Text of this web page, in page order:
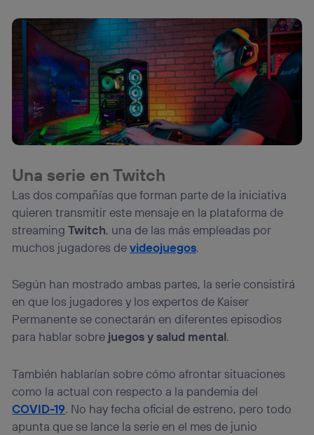
Una serie en Twitch
Las dos compañías que forman parte de la iniciativa
quieren transmitir este mensaje en la plataforma de
streamingTwitch, una de las más empleadas por
muchos jugadores devideojuegos.
Según han mostrado ambas partes, la serie consistirá
en que los jugadores y los expertos de Kaiser
Permanente se conectarán en diferentes episodios
para hablar sobre juegos y salud mental.
También hablarían sobre cómo afrontar situaciones
como la actual con respecto a la pandemia del
COVID-19. No hay fecha oficial de estreno, pero todo
apunta que se lance la serie en el mes de junio